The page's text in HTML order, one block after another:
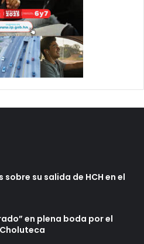
su salida de HCH en el
en plena boda por el